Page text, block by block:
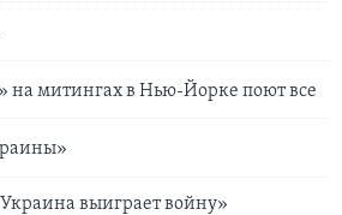
на митингах в Нью-Йорке поют все
выиграет войну»